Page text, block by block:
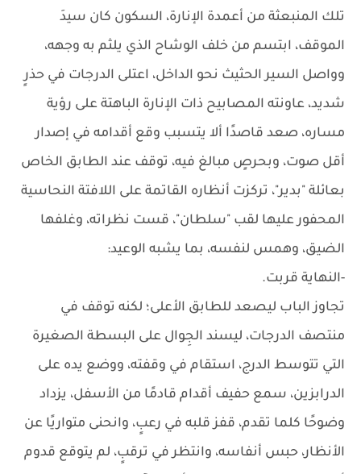
تلك المنبعثة من أعمدة الإنارة، السكون كان سيدَ
الموقف، ابتسم من خلف الوشاح الذي يلثم به وجهه،
وواصل السير الحثيث نحو الداخل، اعتلى الدرجات في حذرٍ
شديد، عاونته المصابيح ذات الإنارة الباهتة على رؤية
مساره، صعد قاصدًا ألا يتسبب وقع أقدامه في إصدار
أقل صوت، وبحرصٍ مبالغ فيه، توقف عند الطابق الخاص
بعائلة "بدير"، تركزت أنظاره القاتمة على اللافتة النحاسية
المحفور عليها لقب "سلطان"، قست نظراته، وغلفها
الضيق، وهمس لنفسه، بما يشبه الوعيد:
-النهاية قربت.
تجاوز الباب ليصعد للطابق الأعلى؛ لكنه توقف في
منتصف الدرجات، ليسند الجِوال على البسطة الصغيرة
التي تتوسط الدرج، استقام في وقفته، ووضع يده على
الدرابزين، سمع حفيف أقدام قادمًا من الأسفل، يزداد
وضوحًا كلما تقدم، قفز قلبه في رعبٍ، وانحنى متواريًا عن
الأنظار، حبس أنفاسه، وانتظر في ترقبٍ، لم يتوقع قدوم